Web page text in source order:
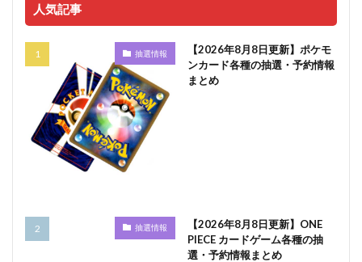
人気記事
抽選情報
【2026年8月8日更新】ポケモ
ンカード各種の抽選・予約情報
まとめ
抽選情報
【2026年8月8日更新】ONE
PIECE カードゲーム各種の抽
選・予約情報まとめ